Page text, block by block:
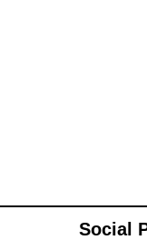
Social